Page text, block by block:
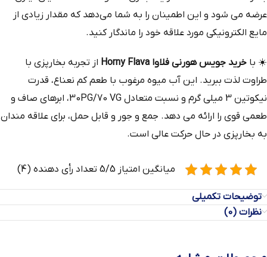
عرضه می‌ شود و این اطمینان را به شما می‌دهد که مقدار زیادی از
مایع الکترونیکی مورد علاقه خود را ماندگار کنید.
☀️ با خرید جویس هورنی فلاوا Horny Flava
از تجربه بخارپزی با
طراوت لذت ببرید. این آب میوه مرغوب با طعم کم نعناع، ​​قدرت
نیکوتین 3 میلی گرم و نسبت متعادل 30PG/70 VG، ابرهای صاف و
طعمی قوی را ارائه می دهد. جمع و جور و قابل حمل، برای علاقه مندان
به بخارپزی در حال حرکت عالی است.
میانگین امتیاز 5/5 تعداد رأی دهنده (4)
توضیحات تکمیلی
نظرات (0)